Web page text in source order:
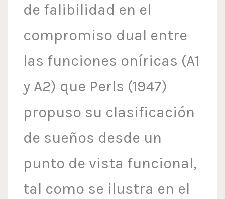
de falibilidad en el
compromiso dual entre
las funciones oníricas (A1
y A2) que Perls (1947)
propuso su clasificación
de sueños desde un
punto de vista funcional,
tal como se ilustra en el